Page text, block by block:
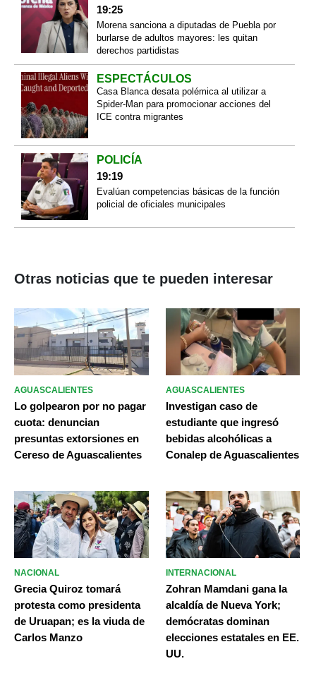
19:25
Morena sanciona a diputadas de Puebla por
burlarse de adultos mayores: les quitan
derechos partidistas
ESPECTÁCULOS
Casa Blanca desata polémica al utilizar a
Spider-Man para promocionar acciones del
ICE contra migrantes
POLICÍA
19:19
Evalúan competencias básicas de la función
policial de oficiales municipales
Otras noticias que te pueden interesar
AGUASCALIENTES
Lo golpearon por no pagar
cuota: denuncian
presuntas extorsiones en
Cereso de Aguascalientes
AGUASCALIENTES
Investigan caso de
estudiante que ingresó
bebidas alcohólicas a
Conalep de Aguascalientes
NACIONAL
Grecia Quiroz tomará
protesta como presidenta
de Uruapan; es la viuda de
Carlos Manzo
INTERNACIONAL
Zohran Mamdani gana la
alcaldía de Nueva York;
demócratas dominan
elecciones estatales en EE.
UU.